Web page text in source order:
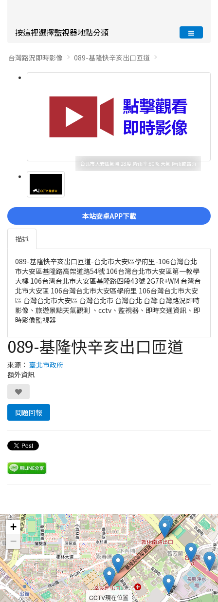
按這裡選擇監視器地點分類
台灣路況即時影像 089-基隆快辛亥出口匝道
台北市大安區氣溫:28度.降雨率:80%.天氣:陣雨或雷雨
本站安卓APP下載
描述
089-基隆快辛亥出口匝道-台北市大安區學府里-106台灣台北
市大安區基隆路高架道路54號 106台灣台北市大安區第一教學
大樓 106台灣台北市大安區基隆路四段43號 2G7R+WM 台灣台
北市大安區 106台灣台北市大安區學府里 106台灣台北市大安
區 台灣台北市大安區 台灣台北市 台灣台北 台灣:台灣路況即時
影像、旅遊景點天氣觀測 、cctv、監視器、即時交通資訊、即
時影像監視器
089-基隆快辛亥出口匝道
來源： 臺北市政府
額外資訊
問題回報
CCTV現在位置
+
−